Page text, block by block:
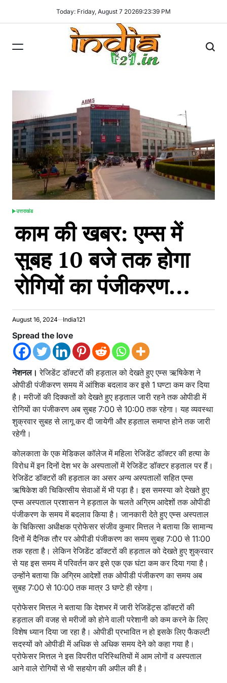
Today: Friday, August 7 20269:23:41 PM
POSTED
उत्तराखंड
काम की खबर: एम्स में
सुबह 10 बजे तक होगा
रोगियों का पंजीकरण…
August 16, 2024 India121
Spread the love
नेशनल। रेजिडेंट डॉक्टरों की हड़ताल को देखते हुए एम्स ऋषिकेश ने
ओपीडी पंजीकरण समय में आंशिक बदलाव कर इसे 1 घण्टा कम कर दिया
है। मरीजों की दिक्कतों को देखते हुए हड़ताल जारी रहने तक ओपीडी में
रोगियों का पंजीकरण अब सुबह 7:00 से 10:00 तक रहेगा। यह व्यवस्था
शुक्रवार सुबह से लागू कर दी जायेगी और हड़ताल समाप्त होने तक जारी
रहेगी।
कोलकाता के एक मेडिकल कॉलेज में महिला रेजिडेंट डॉक्टर की हत्या के
विरोध में इन दिनों देश भर के अस्पतालों में रेजिडेंट डॉक्टर हड़ताल पर हैं।
रेजिडेंट डॉक्टरों की हड़ताल का असर अन्य अस्पतालों सहित एम्स
ऋषिकेश की चिकित्सीय सेवाओं में भी पड़ा है। इस समस्या को देखते हुए
एम्स अस्पताल प्रशासन ने हड़ताल के चलते अग्रिम आदेशों तक ओपीडी
पंजीकरण के समय में बदलाव किया है। जानकारी देते हुए एम्स अस्पताल
के चिकित्सा अधीक्षक प्रोफेसर संजीव कुमार मित्तल ने बताया कि सामान्य
दिनों में दैनिक तौर पर ओपीडी पंजीकरण का समय सुबह 7:00 से 11:00
तक रहता है। लेकिन रेजिडेंट डॉक्टरों की हड़ताल को देखते हुए शुक्रवार
से यह इस समय में परिवर्तन कर इसे एक एक घंटा कम कर दिया गया है।
उन्होंने बताया कि अग्रिम आदेशों तक ओपीडी पंजीकरण का समय अब
सुबह 7:00 से 10:00 तक मात्र 3 घण्टे ही रहेगा।
प्रोफेसर मित्तल ने बताया कि देशभर में जारी रेजिडेंट्स डॉक्टरों की
हड़ताल की वजह से मरीजों को होने वाली परेशानी को कम करने के लिए
विशेष ध्यान दिया जा रहा है। ओपीडी प्रभावित न हो इसके लिए फैकल्टी
सदस्यों को ओपीडी में अधिक से अधिक समय देने को कहा गया है।
प्रोफेसर मित्तल ने इस विपरीत परिस्थितियों में आम लोगों व अस्पताल
आने वाले रोगियों से भी सहयोग की अपील की है।